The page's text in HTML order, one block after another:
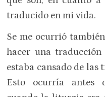
traducido en mi vida.
Se me ocurrió
hacer una traducción
estaba cansado de las
Esto ocurría antes